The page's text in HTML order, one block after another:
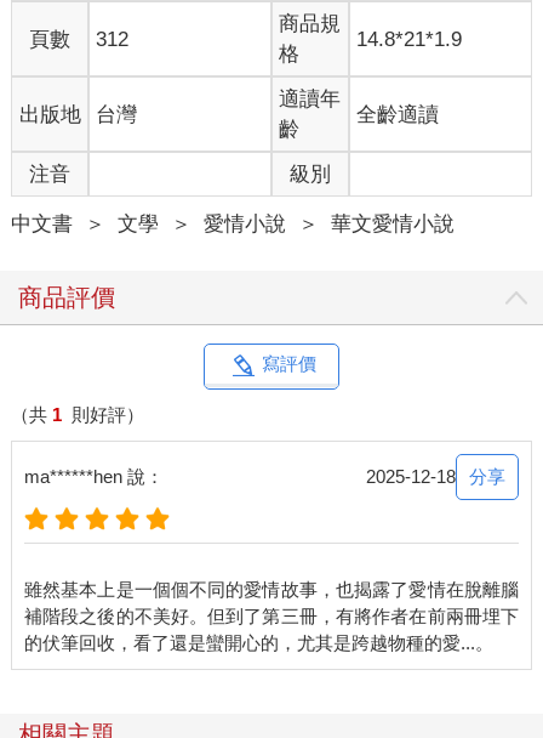
玄英不時變換姿勢，減輕久站的腿部不適。她利用塑形棉填充塌
陷的臉頰，抽取金屬絲固定凹折的手臂，排放夾板支撐歪損的小
她頻頻伸展酸痛的腰，才能一再彎身縫合破裂臉皮，又在凹陷軟
爛處塞入海綿填充物。終於在細心處理後，大體漸漸完整。
她常這樣獨自面對亡者，在反覆修補過程裡忘記時間流逝。
大學畢業後，她原本跟周樂明一起進陶藝公司，哪知後來周樂明
出意外，她想幫周爸爸才轉至高薪的殯葬業，跟著前輩學習大體
英也習慣了。能把破碎軟爛的，重新完整建立撐起，她認為這也
可惜媽媽老覺得她是為愛犧牲。
這哪叫犧牲呢？與其當個不食人間煙火、浪漫的大藝術家，能務
實賺錢又能撫慰亡者親屬，她感覺自己更偉大。這也許是她虛
榮，又或者是有自知之明。外貌平庸，不擅社交的自己，更適合
死人不生事，也不鬧情緒，撇開環境需克服，她對這工作很滿
意。做出成績後，轉成自由接案，時間更彈性，對工作也更滿意
頁數 312
商品規
格
14.8*21*1.9
出版地 台灣
適讀年
齡
全齡適讀
注音 級別
中文書 ＞ 文學 ＞ 愛情小說 ＞ 華文愛情小說
商品評價
寫評價
（共 1 則好評）
ma******hen 說： 2025-12-18 分享
雖然基本上是一個個不同的愛情故事，也揭露了愛情在脫離腦
補階段之後的不美好。但到了第三冊，有將作者在前兩冊埋下